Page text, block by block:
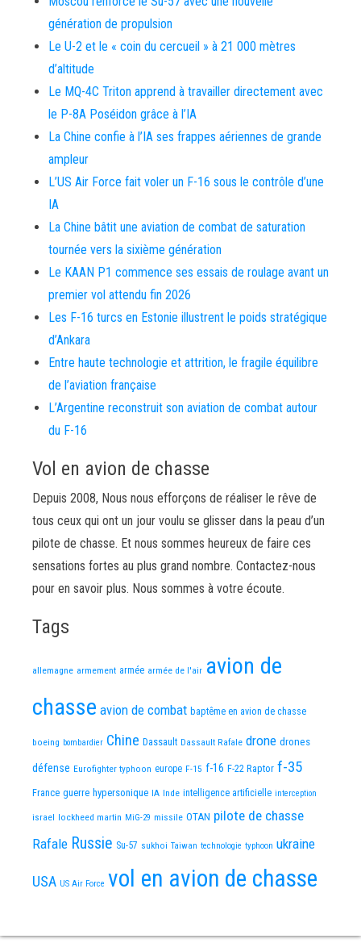
génération de propulsion
Le U-2 et le « coin du cercueil » à 21 000 mètres
d’altitude
Le MQ-4C Triton apprend à travailler directement avec
le P-8A Poséidon grâce à l’IA
La Chine confie à l’IA ses frappes aériennes de grande
ampleur
L’US Air Force fait voler un F-16 sous le contrôle d’une
IA
La Chine bâtit une aviation de combat de saturation
tournée vers la sixième génération
Le KAAN P1 commence ses essais de roulage avant un
premier vol attendu fin 2026
Les F-16 turcs en Estonie illustrent le poids stratégique
d’Ankara
Entre haute technologie et attrition, le fragile équilibre
de l’aviation française
L’Argentine reconstruit son aviation de combat autour
du F-16
Vol en avion de chasse
Depuis 2008, Nous nous efforçons de réaliser le rêve de
tous ceux qui ont un jour voulu se glisser dans la peau d’un
pilote de chasse. Et nous sommes heureux de faire ces
sensations fortes au plus grand nombre. Contactez-nous
pour en savoir plus. Nous sommes à votre écoute.
Tags
allemagne armement armée armée de l'air avion de
chasse avion de combat baptême en avion de chasse
boeing bombardier Chine Dassault Dassault Rafale drone drones
défense Eurofighter typhoon europe F-15 f-16 F-22 Raptor f-35
France guerre hypersonique IA Inde intelligence artificielle interception
israel lockheed martin MiG-29 missile OTAN pilote de chasse
Rafale Russie Su-57 sukhoi Taiwan technologie typhoon ukraine
USA US Air Force vol en avion de chasse